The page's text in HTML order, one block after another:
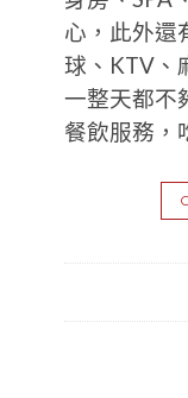
心，此外還
球、KTV、
一整天都不
餐飲服務